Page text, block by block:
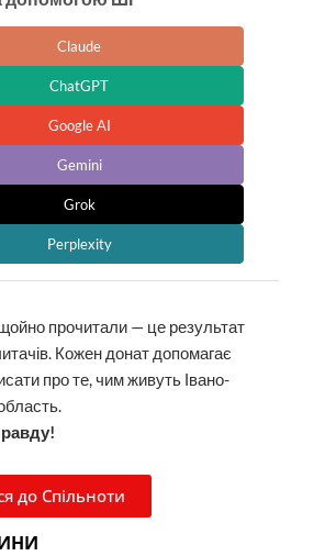
Claude
ChatGPT
Google AI
Gemini
Grok
Perplexity
прочитали — це результат
Кожен донат допомагає
про те, чим живуть Івано-
до Спільноти